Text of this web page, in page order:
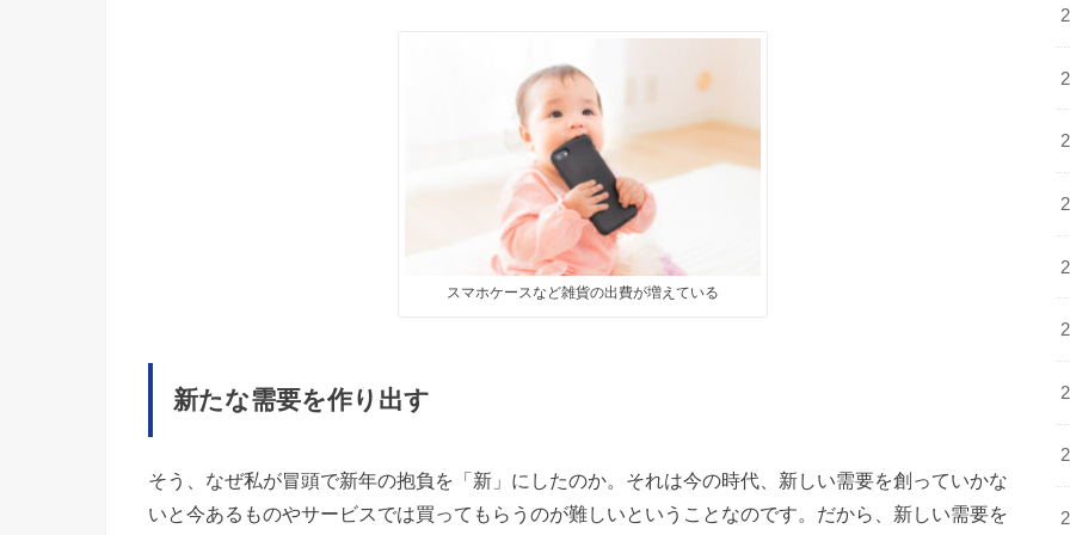
スマホケースなど雑貨の出費が増えている
新たな需要を作り出す
そう、なぜ私が冒頭で新年の抱負を「新」にしたのか。それは今の時代、新しい需要を創っていかな
いと今あるものやサービスでは買ってもらうのが難しいということなのです。だから、新しい需要を